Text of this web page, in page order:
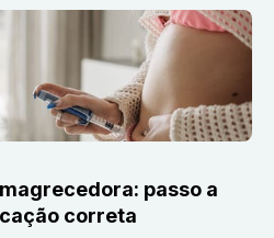
passo a
correta